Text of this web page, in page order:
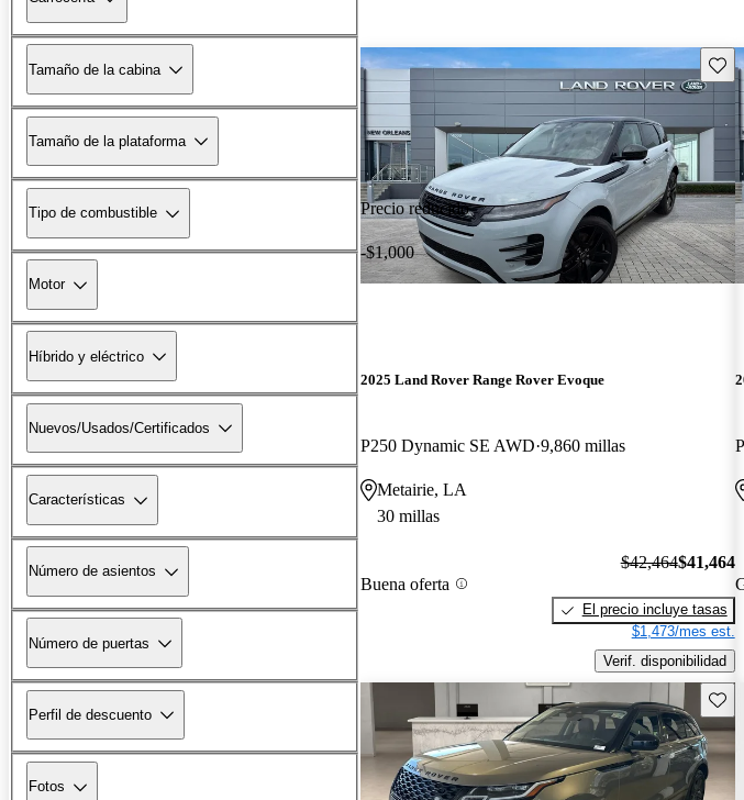
Tamaño de la cabina
Tamaño de la plataforma
Tipo de combustible
Motor
Híbrido y eléctrico
Nuevos/Usados/Certificados
Características
Número de asientos
Número de puertas
Perfil de descuento
Fotos
Precio reducido
-$1,000
2025 Land Rover Range Rover Evoque
P250 Dynamic SE AWD 9,860 millas
Metairie, LA
30 millas
Buena oferta
$42,464$41,464
El precio incluye tasas
$1,473/mes est.
Verif. disponibilidad